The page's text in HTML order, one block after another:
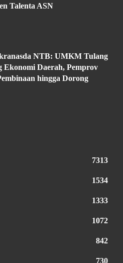
Talenta ASN
NTB: UMKM Tulang
Ekonomi Daerah, Pemprov
hingga Dorong
7313
1534
1333
1072
842
730